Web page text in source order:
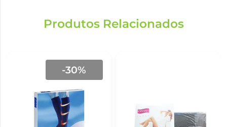
Produtos Relacionados
-30%